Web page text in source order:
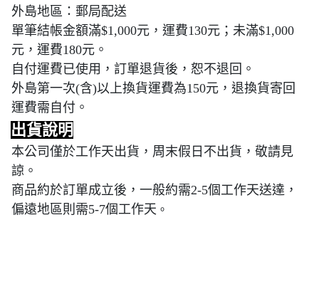
外島地區：郵局配送
單筆結帳金額滿$1,000元，運費130元；未滿$1,000
元，運費180元。
自付運費已使用，訂單退貨後，恕不退回。
外島第一次(含)以上換貨運費為150元，退換貨寄回
運費需自付。
出貨說明
本公司僅於工作天出貨，周末假日不出貨，敬請見
諒。
商品約於訂單成立後，一般約需2-5個工作天送達，
偏遠地區則需5-7個工作天 。